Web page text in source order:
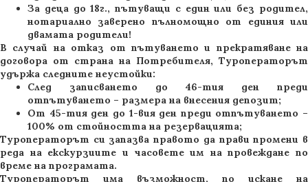
За деца до 18г., пътуващи с един или без родител,
нотариално заверено пълномощно от единия или
двамата родители!
В случай на отказ от пътуването и прекратяване на
договора от страна на Потребителя, Туроператорът
удържа следните неустойки:
След записването до 46-тия ден преди
отпътуването – размера на внесения депозит;
От 45-тия ден до 1-вия ден преди отпътуването –
100% от стойността на резервацията;
Туроператорът си запазва правото да прави промени в
реда на екскурзиите и часовете им на провеждане по
време на програмата.
Туроператорът има възможност, по искане на